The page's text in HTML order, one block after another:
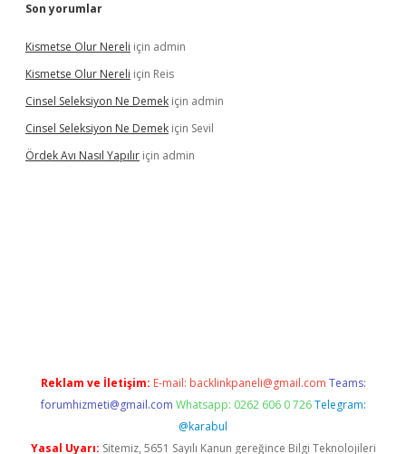
Son yorumlar
Kismetse Olur Nereli için admin
Kismetse Olur Nereli için Reis
Cinsel Seleksiyon Ne Demek için admin
Cinsel Seleksiyon Ne Demek için Sevil
Ördek Avı Nasıl Yapılır için admin
Reklam ve İletişim: E-mail: backlinkpaneli@gmail.com Teams:
forumhizmeti@gmail.com Whatsapp: 0262 606 0 726 Telegram:
@karabul
Yasal Uyarı: Sitemiz, 5651 Sayılı Kanun gereğince Bilgi Teknolojileri